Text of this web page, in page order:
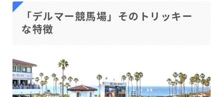
「デルマー競馬場」そのトリッキー
な特徴